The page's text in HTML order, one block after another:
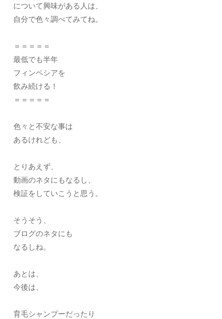
について興味がある人は、
自分で色々調べてみてね。
＝＝＝＝＝
最低でも半年
フィンペシアを
飲み続ける！
＝＝＝＝＝
色々と不安な事は
あるけれども、
とりあえず、
動画のネタにもなるし、
検証をしていこうと思う。
そうそう、
ブログのネタにも
なるしね。
あとは、
今後は、
育毛シャンプーだったり